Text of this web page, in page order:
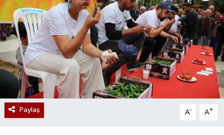
Paylaş A- A+